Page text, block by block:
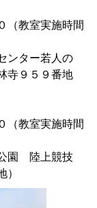
室実施時間
ー若人の
寺９５９番地
室実施時間
陸上競技